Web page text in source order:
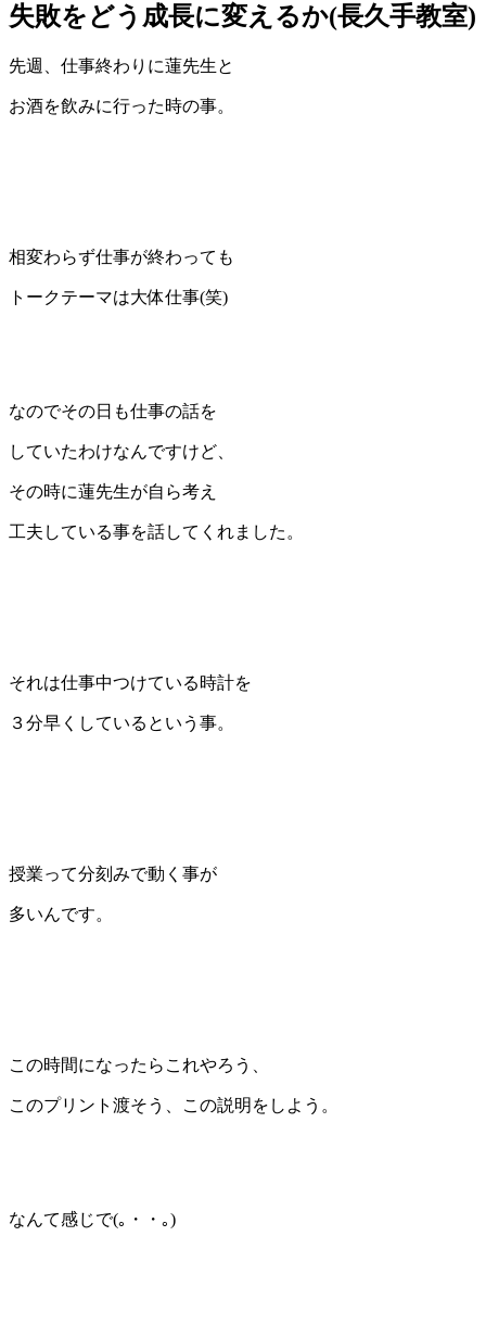
失敗をどう成長に変えるか(長久手教室)
先週、仕事終わりに蓮先生と
お酒を飲みに行った時の事。
相変わらず仕事が終わっても
トークテーマは大体仕事(笑)
なのでその日も仕事の話を
していたわけなんですけど、
その時に蓮先生が自ら考え
工夫している事を話してくれました。
それは仕事中つけている時計を
３分早くしているという事。
授業って分刻みで動く事が
多いんです。
この時間になったらこれやろう、
このプリント渡そう、この説明をしよう。
なんて感じで(｡・・｡)